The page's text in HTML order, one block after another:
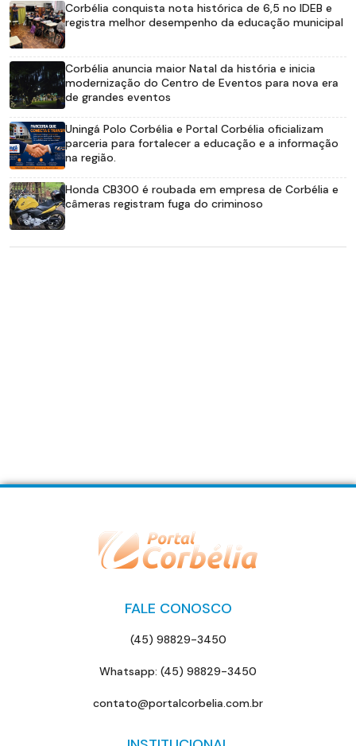
Corbélia conquista nota histórica de 6,5 no IDEB e
registra melhor desempenho da educação municipal
Corbélia anuncia maior Natal da história e inicia
modernização do Centro de Eventos para nova era
de grandes eventos
Uningá Polo Corbélia e Portal Corbélia oficializam
parceria para fortalecer a educação e a informação
na região.
Honda CB300 é roubada em empresa de Corbélia e
câmeras registram fuga do criminoso
FALE CONOSCO
(45) 98829-3450
Whatsapp: (45) 98829-3450
contato@portalcorbelia.com.br